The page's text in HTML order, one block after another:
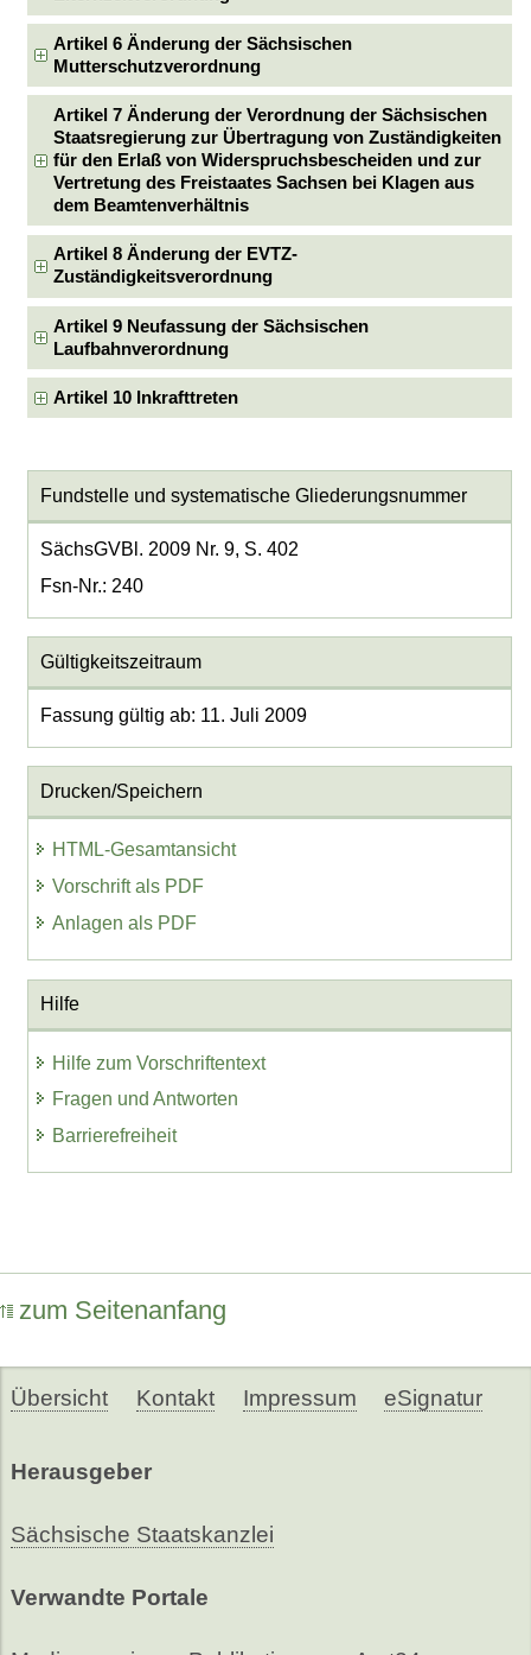
Artikel 6 Änderung der Sächsischen
Mutterschutzverordnung
Artikel 7 Änderung der Verordnung der Sächsischen
Staatsregierung zur Übertragung von Zuständigkeiten
für den Erlaß von Widerspruchsbescheiden und zur
Vertretung des Freistaates Sachsen bei Klagen aus
dem Beamtenverhältnis
Artikel 8 Änderung der EVTZ-
Zuständigkeitsverordnung
Artikel 9 Neufassung der Sächsischen
Laufbahnverordnung
Artikel 10 Inkrafttreten
Fundstelle und systematische Gliederungsnummer
SächsGVBl. 2009 Nr. 9, S. 402
Fsn-Nr.: 240
Gültigkeitszeitraum
Fassung gültig ab: 11. Juli 2009
Drucken/Speichern
HTML-Gesamtansicht
Vorschrift als PDF
Anlagen als PDF
Hilfe
Hilfe zum Vorschriftentext
Fragen und Antworten
Barrierefreiheit
zum Seitenanfang
Übersicht Kontakt Impressum eSignatur
Herausgeber
Sächsische Staatskanzlei
Verwandte Portale